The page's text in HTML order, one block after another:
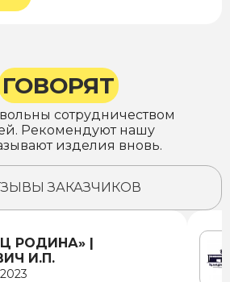
ГОВОРЯТ
сотрудничеством
Рекомендуют нашу
изделия вновь.
ЗАКАЗЧИКОВ
РОДИНА» |
И.П.